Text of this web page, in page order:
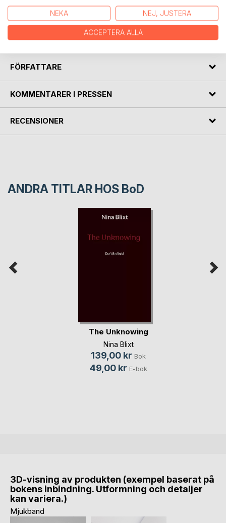
Seans är en berättelse om ritualer, mörker och kampen
mellan tro, tvivel och överlevnad när det övernaturliga
bryter sig in i verkligheten.
FÖRFATTARE
KOMMENTARER I PRESSEN
RECENSIONER
ANDRA TITLAR HOS BoD
The Unknowing
Nina Blixt
139,00 kr Bok
49,00 kr E-bok
3D-visning av produkten (exempel baserat på
bokens inbindning. Utformning och detaljer
kan variera.)
Mjukband
NEKA NEJ, JUSTERA
ACCEPTERA ALLA